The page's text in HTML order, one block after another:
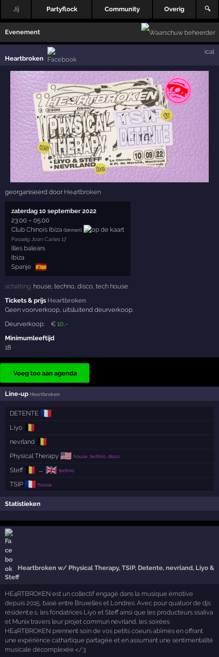
Jij Partyflock Community Overig 🔍
Evenement
Heartbroken
ical
georganiseerd door He4rtbroken
zaterdag 10 september 2022
23:00 –05:00
Club Chinois Ibiza (binnen)
Passeig Joan Carles 17
Illes balears
Ibiza
Spanje
🇪🇸
schatting: house ,techno ,disco ,tech house
Tickets & prijs Heartbroken
Geen voorverkoop, uitsluitend deurverkoop.
Deurverkoop:
€10,-
Minimumleeftijd
18
Voeg toe aan agenda
Line-up Heartbroken
DETENTE 🇫🇷
Liyo 🇧🇪
nevrland 🇧🇪
Physical Therapy 🇺🇸 house, techno, disco
Steff 🇧🇪 → 🇬🇧 techno
TSIP 🇫🇷 house
Statistieken
Heartbroken w/ Physical Therapy, TSIP, Detente, nevrland, Liyo &
Steff
HE4RTBROKEN est un collectif engagé dans la musique émotive
depuis 2015, basé entre Bruxelles et Londres. Avec pour quatuor de djs
résident.e.s, les fondatrices Liyo et Steff ainsi que les producteurs ssaliva
et Munix travers leur projet commun nevrland, les soirées
HE4RTBROKEN prennent soin de vos petits coeurs abîmés en offrant
une expérience cathartique partagée et en assumant une sentimentalité
musicale décomplexée </3